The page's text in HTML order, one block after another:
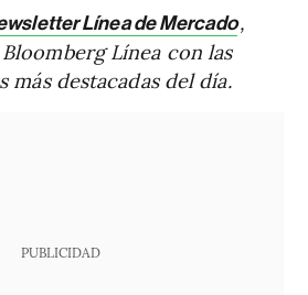
Línea de Mercado,
Línea con las
más destacadas del día.
PUBLICIDAD